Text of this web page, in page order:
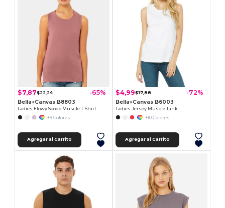
$7,87$22,24 -65%
Bella+Canvas B8803
Ladies Flowy Scoop Muscle T-Shirt
+9 Colores
Agregar al Carrito
$4,99$17,88 -72%
Bella+Canvas B6003
Ladies Jersey Muscle Tank
+10 Colores
Agregar al Carrito